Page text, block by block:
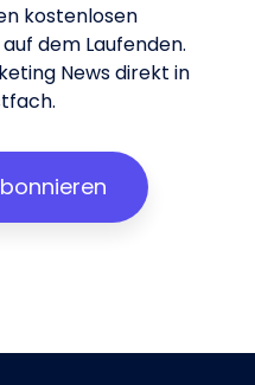
kostenlosen
dem Laufenden.
News direkt in